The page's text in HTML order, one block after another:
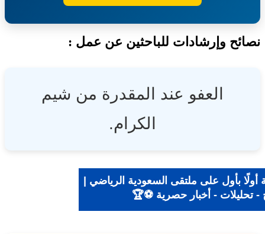
وإرشادات للباحثين عن عمل :
العفو عند المقدرة من شيم
الكرام.
بأول على ملتقى السعودية الرياضي |
- تحليلات - أخبار حصرية ⚽🏆